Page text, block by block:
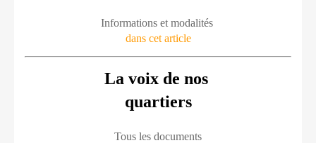
Informations et modalités
dans cet article
La voix de nos
quartiers
Tous les documents